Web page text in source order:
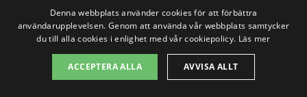
kostnaderna för husbesiktning i Ölsta är
det klokt att jämföra olika företags
erbjudanden. Genom att använda
Denna webbplats använder cookies för att förbättra
användarupplevelsen. Genom att använda vår webbplats samtycker
du till alla cookies i enlighet med vår cookiepolicy. Läs mer
ACCEPTERA ALLA AVVISA ALLT